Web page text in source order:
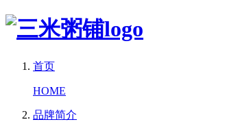
首页
HOME
品牌简介